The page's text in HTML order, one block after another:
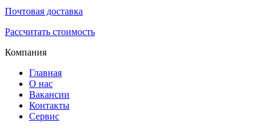
Почтовая доставка
Рассчитать стоимость
Компания
Главная
О нас
Вакансии
Контакты
Сервис